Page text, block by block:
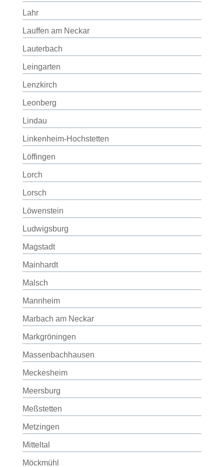
Lahr
Lauffen am Neckar
Lauterbach
Leingarten
Lenzkirch
Leonberg
Lindau
Linkenheim-Hochstetten
Löffingen
Lorch
Lorsch
Löwenstein
Ludwigsburg
Magstadt
Mainhardt
Malsch
Mannheim
Marbach am Neckar
Markgröningen
Massenbachhausen
Meckesheim
Meersburg
Meßstetten
Metzingen
Mitteltal
Möckmühl